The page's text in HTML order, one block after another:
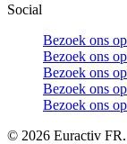
Social
Bezoek ons
Bezoek ons
Bezoek ons
Bezoek ons
Bezoek ons
© 2026 Euractiv